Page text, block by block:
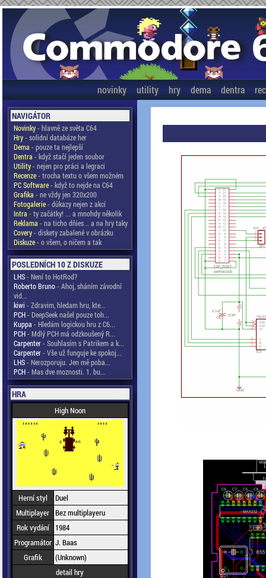
novinky utility hry dema dentra
NAVIGÁTOR
Novinky- hlavně ze světa C64
Hry- solidní databáze her
Dema - pouze ta nejlepší
Dentra - když stačí jeden soubor
Utility- nejen pro práci a legraci
Recenze- trocha textu o všem možném
PC Software- když to nejde na C64
Grafika - ne vždy jen 320x200
Fotogalerie- důkazy nejen z akcí
Intra - ty začátky! ... a mnohdy několik
Reklama - na ticho dňies .. a na hry taky
Covery- diskety zabalené v obrázku
Diskuze- o všem, o ničem a tak
POSLEDNÍCH 10 Z DISKUZE
LHS- Není to HotRod?
Roberto Bruno- Ahoj, sháním závodní
vid...
kiwi - Zdravim, hledam hru, kte...
PCH- DeepSeek našel pouze toh...
Kuppa - Hledám logickou hru z C6...
PCH- Mdlý PCH má odzkoušený R...
Carpenter- Souhlasím s Patrikem a k...
Carpenter- Vše už funguje ke spokoj...
LHS- Nerozporuju. Jen mě poba...
PCH- Mas dve moznosti. 1. bu...
HRA
High Noon
Herní styl
Duel
Multiplayer Bez multiplayeru
Rok vydání
1984
Programátor J. Baas
Grafik
(Unknown)
detail hry